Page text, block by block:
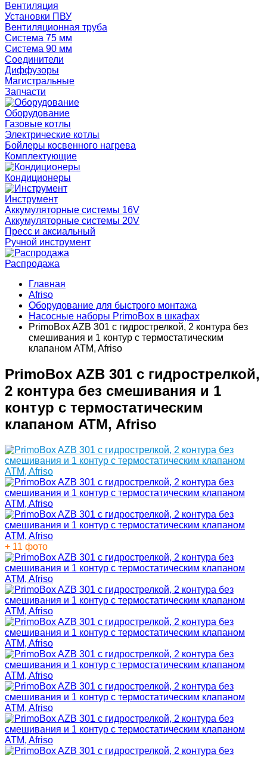
Вентиляция
Установки ПВУ
Вентиляционная труба
Система 75 мм
Система 90 мм
Соединители
Диффузоры
Магистральные
Запчасти
Оборудование
Газовые котлы
Электрические котлы
Бойлеры косвенного нагрева
Комплектующие
Кондиционеры
Инструмент
Аккумуляторные системы 16V
Аккумуляторные системы 20V
Пресс и аксиальный
Ручной инструмент
Распродажа
Главная
Afriso
Оборудование для быстрого монтажа
Насосные наборы PrimoBox в шкафах
PrimoBox AZB 301 с гидрострелкой, 2 контура без
смешивания и 1 контур с термостатическим
клапаном ATM, Afriso
PrimoBox AZB 301 с гидрострелкой,
2 контура без смешивания и 1
контур с термостатическим
клапаном ATM, Afriso
+ 11 фото